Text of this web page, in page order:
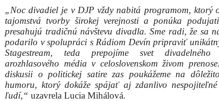
„Noc divadiel je v DJP vždy nabitá programom, ktorý
tajomstvá tvorby širokej verejnosti a ponúka
presahujú tradičnú návštevu divadla. Sme radi, že sa
podarilo v spolupráci s Rádiom Devín pripraviť
Stagestream, teda prepojíme svet divadelného
arozhlasového média v celoslovenskom živom
diskusii o politickej satire zas poukážeme na
humoru, ktorý dokáže spájať aj zdanlivo nespojiteľné
ľudí,“ uzavrela Lucia Mihálová.